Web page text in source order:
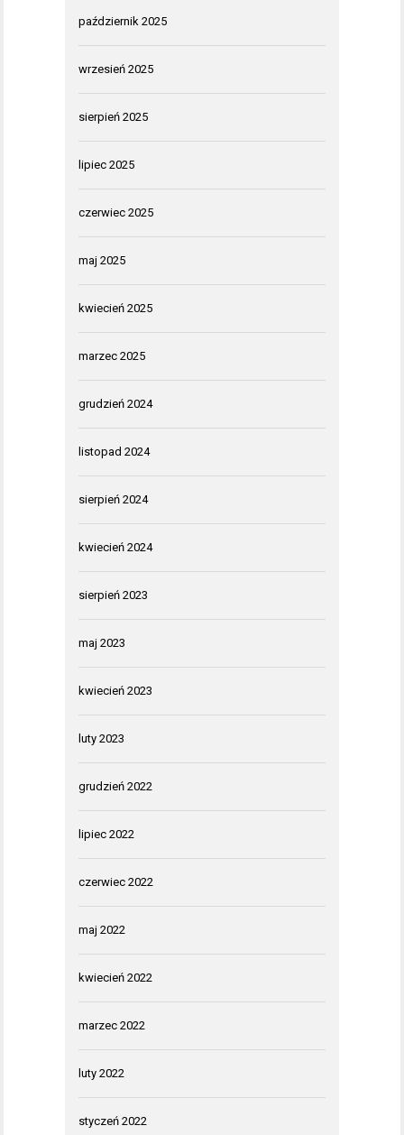
październik 2025
wrzesień 2025
sierpień 2025
lipiec 2025
czerwiec 2025
maj 2025
kwiecień 2025
marzec 2025
grudzień 2024
listopad 2024
sierpień 2024
kwiecień 2024
sierpień 2023
maj 2023
kwiecień 2023
luty 2023
grudzień 2022
lipiec 2022
czerwiec 2022
maj 2022
kwiecień 2022
marzec 2022
luty 2022
styczeń 2022